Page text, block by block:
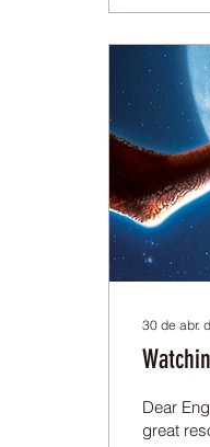
30 de abr.
Dear
great